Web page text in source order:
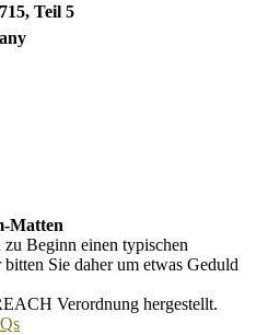
Teil 5
Matten
Beginn einen typischen
Sie daher um etwas Geduld
Verordnung hergestellt.